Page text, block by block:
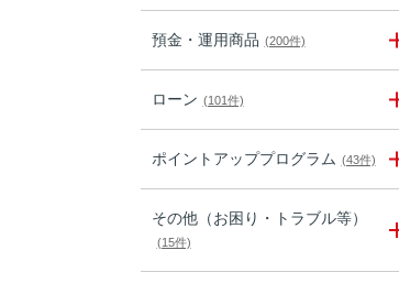
預金・運用商品 (200件)
ローン (101件)
ポイントアッププログラム (43件)
その他（お困り・トラブル等）
(15件)